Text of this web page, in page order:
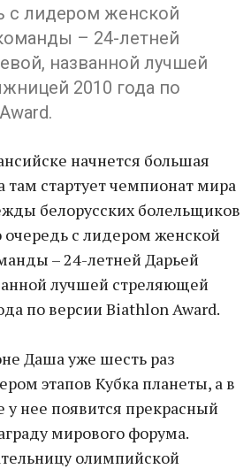
с лидером женской
– 24-летней
названной лучшей
2010 года по
начнется большая
там стартует чемпионат мира
белорусских болельщиков
с лидером женской
– 24-летней Дарьей
лучшей стреляющей
по версии Biathlon Award.
Даша уже шесть раз
этапов Кубка планеты, а в
нее появится прекрасный
мирового форума.
олимпийской